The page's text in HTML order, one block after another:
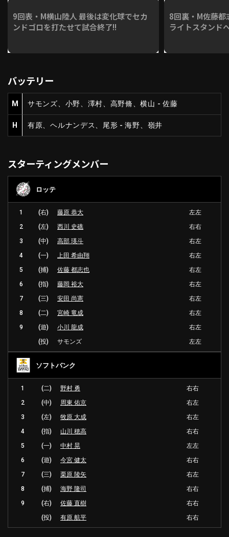
9回表・M横山陸人 最後は変化球でセカ
ンドゴロを打たせて試合終了!!
8回裏・M佐藤都
ライトスタンド
バッテリー
M サモンズ、小野、澤村、高野脩、横山 - 佐藤
H 有原、ヘルナンデス、尾形 - 海野、嶺井
スターティングメンバー
ロッテ
1 (右) 藤原 恭大
左左
2
(左) 西川 史礁
右右
3
(中) 高部 瑛斗
右左
4
(一) 上田 希由翔
右左
5
(捕) 佐藤 都志也
右左
6
(指) 藤岡 裕大
右左
7
(三) 安田 尚憲
右左
8
(二) 宮崎 竜成
右左
9
(遊) 小川 龍成
右左
(投)
サモンズ 左左
ソフトバンク
1 (二) 野村 勇
右右
2
(中) 周東 佑京
右左
3
(左) 牧原 大成
右左
4
(指) 山川 穂高
右右
5
(一) 中村 晃
左左
6
(遊) 今宮 健太
右右
7
(三) 栗原 陵矢
右左
8
(捕) 海野 隆司
右右
9
(右) 佐藤 直樹
右右
(投)
有原 航平 右右